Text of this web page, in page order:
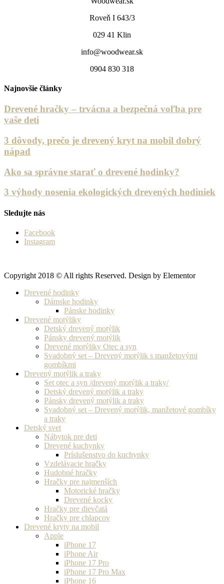
Roveň I 643/3
029 41 Klin
info@woodwear.sk
0904 830 318
Najnovšie články
Drevené hračky – trvácna a bezpečná voľba pre
vaše deti
3 dôvody, prečo je drevený kryt na mobil dobrý
nápad
Ako sa správne starať o drevené hodinky?
3 výhody nosenia ekologických drevených hodiniek
Sledujte nás
Facebook
Instagram
Copyright 2018 © All rights Reserved. Design by Elementor
Drevené hodinky
Dámske hodinky
Pánske hodinky
Drevené motýliky
Detský drevený motýlik
Pánsky drevený motýlik
Drevené motýliky Otec a syn
Svadobný set – Drevený motýlik s manžetovými
gombíkmi
Drevený motýlik a traky
Set otec a syn /drevený motýlik a traky/
Detský drevený motýlik a traky
Pánsky drevený motýlik a traky
Svadobný set – Drevený motýlik, manžetové gombíky
a traky
Detský svet
Nábytok pre deti
Drevené kuchynky
Príslušenstvo do kuchynky
Vzdelávacie hračky
Hudobné hračky
Hračky pre najmenších
Motorické hračky
Drevené kocky
Hračky pre dievčatá
Hračky pre chlapcov
Drevené kryty na mobil
Apple
iPhone 17
iPhone Air
iPhone 17 Pro
iPhone 17 Pro Max
iPhone 16